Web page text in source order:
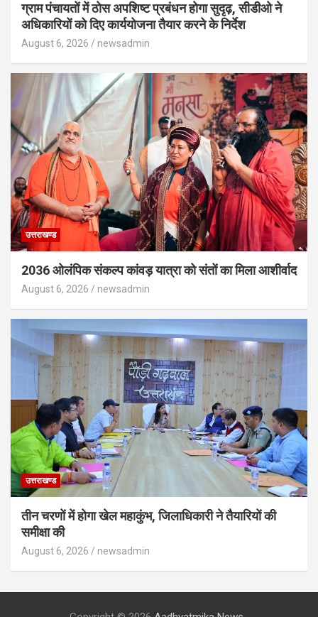
ग्राम पंचायतों में ठोस अपशिष्ट प्रबंधन होगा सुदृढ़, सीडीओ ने
अधिकारियों को दिए कार्ययोजना तैयार करने के निर्देश
August 6, 2026 newsadmin
उत्तराखण्ड
2036 ओलंपिक संकल्प कांवड़ यात्रा को संतों का मिला आशीर्वाद
August 6, 2026 newsadmin
उत्तराखण्ड
तीन चरणों में होगा खेल महाकुंभ, जिलाधिकारी ने तैयारियों की
समीक्षा की
August 6, 2026 newsadmin